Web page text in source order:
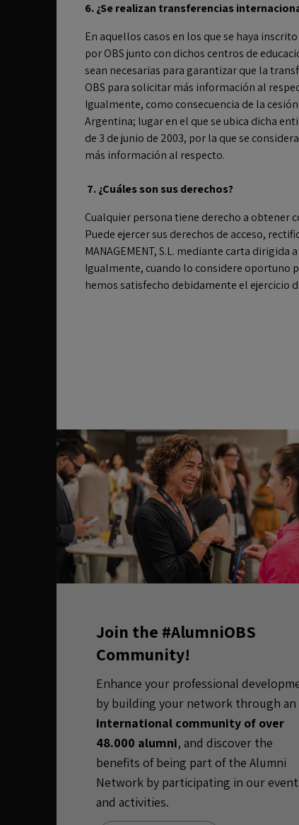
6.¿Se realizan transferencias
En aquellos casos en los que se haya
por OBS junto con dichos centros de
sean necesarias para garantizar que la
OBS para solicitar más información al
Igualmente, como consecuencia de la
Argentina; lugar en el que se ubica dicha
de 3 de junio de 2003, por la que se
más información al respecto.
7.¿Cuáles son sus derechos?
Cualquier persona tiene derecho a obtener
Puede ejercer sus derechos de acceso,
MANAGEMENT, S.L. mediante carta
Igualmente, cuando lo considere oportuno
hemos satisfecho debidamente el ejercicio
Join the #AlumniOBS
Community!
Enhance your professional
by building your network through an
international community of over
48.000 alumni, and discover the
benefits of being part of the Alumni
Network by participating in our
and activities.